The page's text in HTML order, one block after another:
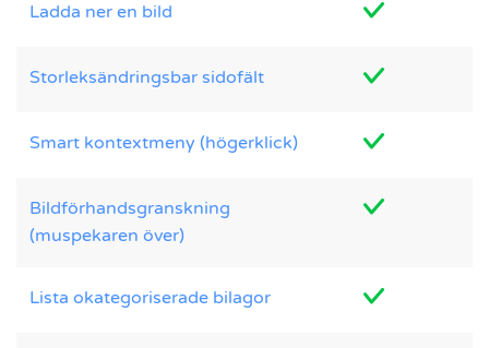
Ladda ner en bild
Storleksändringsbar sidofält
Smart kontextmeny (högerklick)
Bildförhandsgranskning
(muspekaren över)
Lista okategoriserade bilagor